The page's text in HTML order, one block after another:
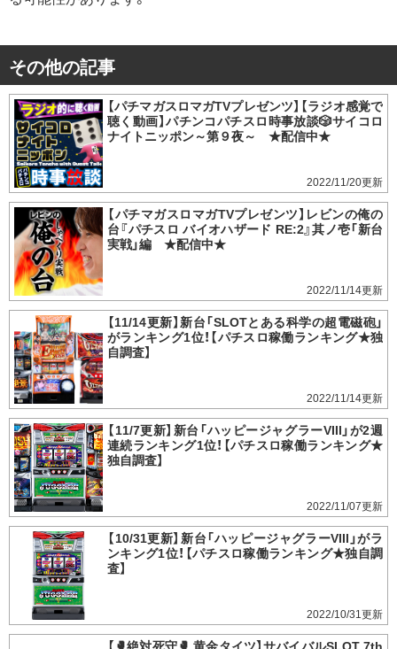
その他の記事
【パチマガスロマガTVプレゼンツ】【ラジオ感覚で
聴く動画】パチンコパチスロ時事放談🎲サイコロ
ナイトニッポン～第９夜～ ★配信中★
2022/11/20
【パチマガスロマガTVプレゼンツ】レビンの俺の
台『パチスロ バイオハザード RE:2』其ノ壱「新台
実戦」編 ★配信中★
2022/11/14
【11/14更新】新台「SLOTとある科学の超電磁砲」
がランキング1位！【パチスロ稼働ランキング★独
自調査】
2022/11/14
【11/7更新】新台「ハッピージャグラーVIII」が2週
連続ランキング1位！【パチスロ稼働ランキング★
独自調査】
2022/11/07
【10/31更新】新台「ハッピージャグラーVIII」がラ
ンキング1位！【パチスロ稼働ランキング★独自調
査】
2022/10/31